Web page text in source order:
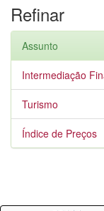
Refinar
Assunto
Intermediação
Turismo
Índice de Preços